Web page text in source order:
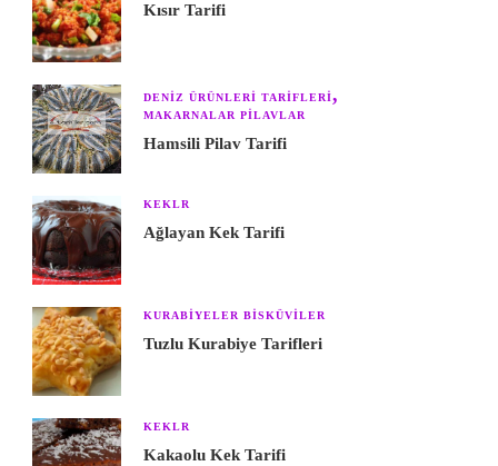
Kısır Tarifi
DENIZ ÜRÜNLERI TARIFLERI
MAKARNALAR PILAVLAR
Hamsili Pilav Tarifi
KEKLR
Ağlayan Kek Tarifi
KURABIYELER BISKÜVILER
Tuzlu Kurabiye Tarifleri
KEKLR
Kakaolu Kek Tarifi